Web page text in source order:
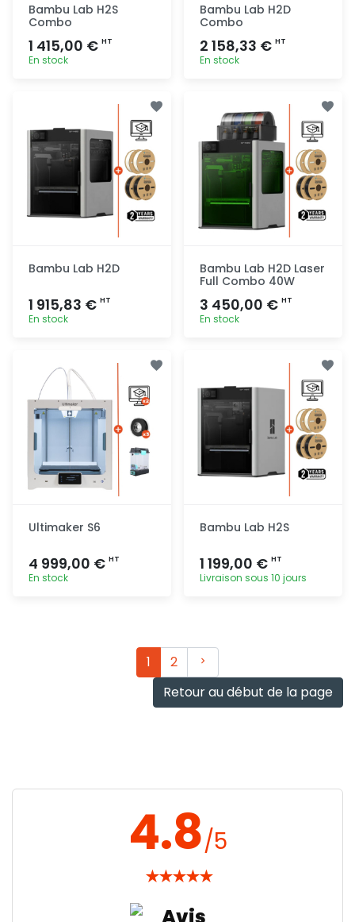
Bambu Lab H2S
Combo
1 415,00 € HT
En stock
Bambu Lab H2D
Combo
2 158,33 € HT
En stock
rapide
Bambu Lab H2D
1 915,83 € HT
En stock
Bambu Lab H2D Laser
Full Combo 40W
3 450,00 € HT
En stock
Ultimaker S6
4 999,00 € HT
En stock
Bambu Lab H2S
1 199,00 € HT
Livraison sous 10 jours
1 2
Suivant
Retour au début de la page
4.8/5
★★★★★